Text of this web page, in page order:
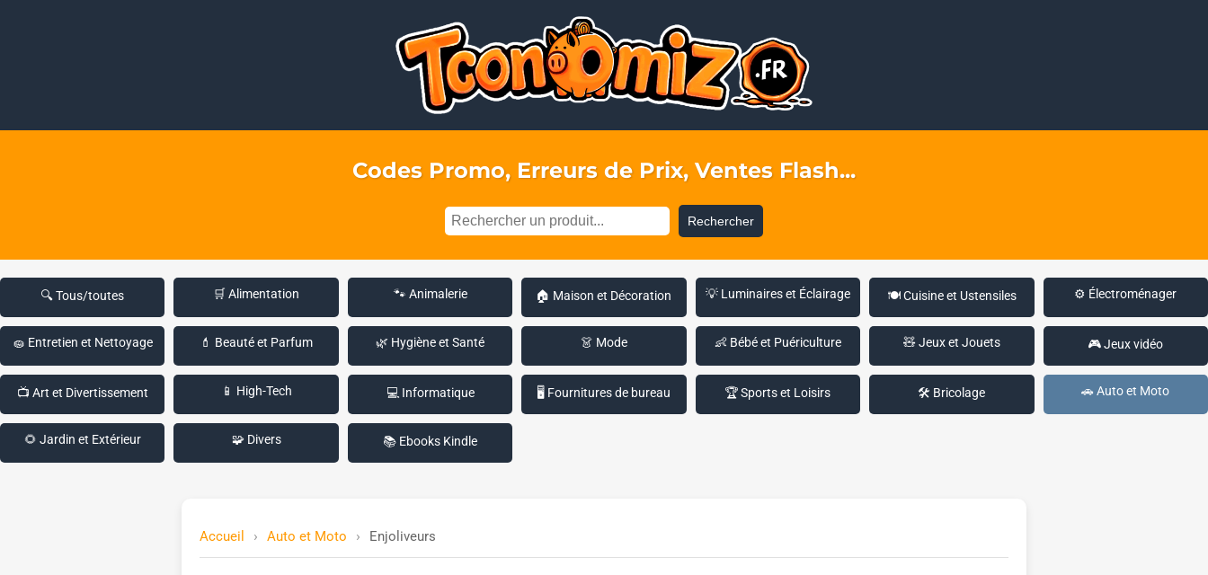
Codes Promo, Erreurs de Prix, Ventes Flash...
Rechercher
🔍 Tous/toutes 🛒 Alimentation 🐾 Animalerie 🏠 Maison et Décoration 💡 Luminaires et Éclairage 🍽️ Cuisine et Ustensiles ⚙️ Électroménager
🧽 Entretien et Nettoyage 💄 Beauté et Parfum 🌿 Hygiène et Santé 👗 Mode 👶 Bébé et Puériculture 🧸 Jeux et Jouets 🎮 Jeux vidéo
📺 Art et Divertissement 📱 High-Tech 💻 Informatique 🖥️ Fournitures de bureau 🏆 Sports et Loisirs 🛠️ Bricolage 🚗 Auto et Moto
🌻 Jardin et Extérieur 🧩 Divers 📚 Ebooks Kindle
Accueil Auto et Moto Enjoliveurs